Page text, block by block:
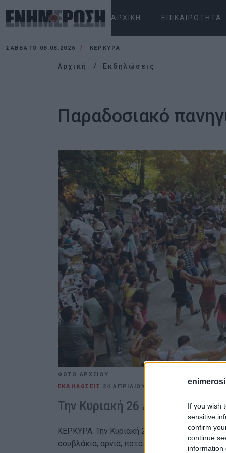
If you wish
sensitive
confirm
continue
information
ΑΡΧΙΚΉ ΕΠΙΚΑΙΡΌΤΗΤΑ
ΣΆΒΒΑΤΟ 08.08.2026 ΚΕΡΚΥΡΑ
Αρχική Εκδηλώσεις
Παραδοσιακό
ΦΩΤΟ ΑΡΧΕΙΟΥ
ΕΚΔΗΛΩΣΕΙΣ
24 ΑΠΡΙΛΊΟΥ 2026
Την Κυριακή 26 Απριλίου,
ΚΕΡΚΥΡΑ. Την Κυριακή 26 Απριλίου 2026, θα
σουβλάκια, αρνιά, ποτά και μουσική από την